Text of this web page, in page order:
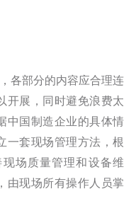
各部分的内容应合理连
开展，同时避免浪费太
中国制造企业的具体情
一套现场管理方法，根
场质量管理和设备维
由现场所有操作人员掌